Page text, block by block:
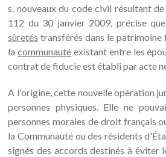
s. nouveaux du code civil résultant
112 du 30 janvier 2009, précise
sûretés transférés dans le
lacommunauté existant entre les
contrat de fiducie est établi par acte
A l'origine, cette nouvelle opération
personnes physiques. Elle ne
personnes morales de droit français
la Communauté ou des résidents
signés des accords destinés à éviter